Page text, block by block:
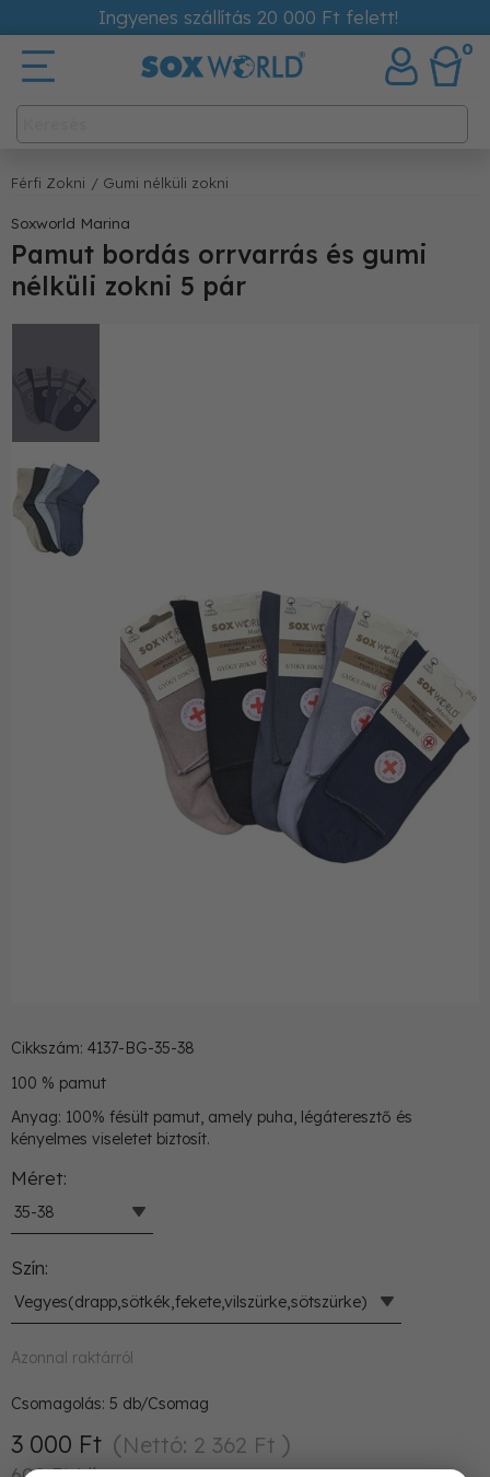
Ingyenes szállítás 20 000 Ft felett!
0
Férfi Zokni / Gumi nélküli zokni
Soxworld Marina
Pamut bordás orrvarrás és gumi
nélküli zokni 5 pár
Cikkszám: 4137-BG-35-38
100 % pamut
Anyag: 100% fésült pamut, amely puha, légáteresztő és
kényelmes viseletet biztosít.
Méret
35-38
Szín
Vegyes(drapp,sötkék,fekete,vilszürke,sötszürke)
Azonnal raktárról
Csomagolás: 5 db/Csomag
3 000 Ft Nettó: 2 362 Ft